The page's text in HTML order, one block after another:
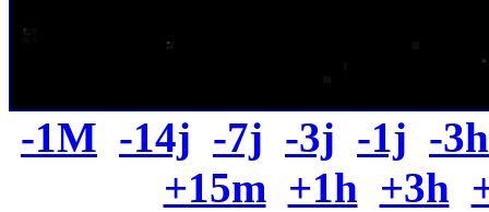
-1M -14j -7j -3j -1j -3h
+15m +1h +3h